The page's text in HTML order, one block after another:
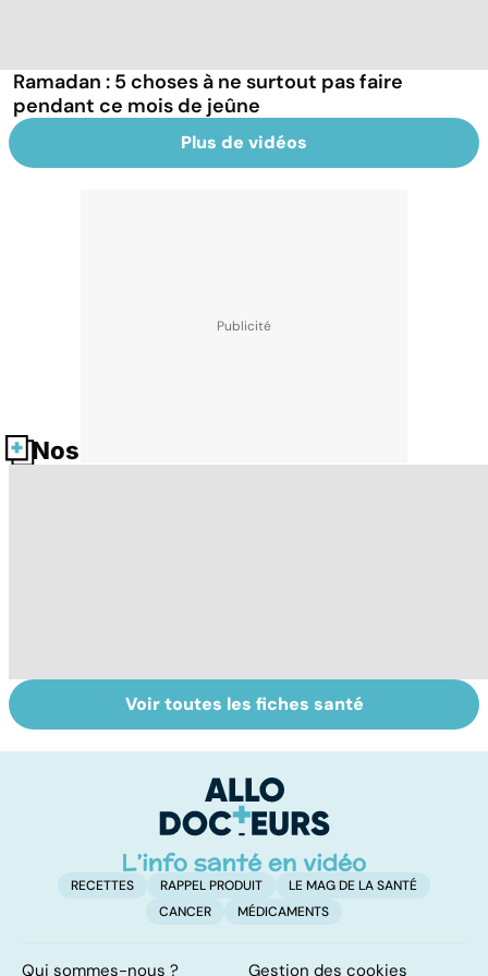
Ramadan : 5 choses à ne surtout pas faire
pendant ce mois de jeûne
Plus de vidéos
Nos fiches santé
Tout savoir sur
les infections
La tuberculose
pulmonaire
Voir toutes les fiches santé
RECETTES RAPPEL PRODUIT
LE MAG DE LA SANTÉ
CANCER
MÉDICAMENTS
Qui sommes-nous ? Gestion des cookies